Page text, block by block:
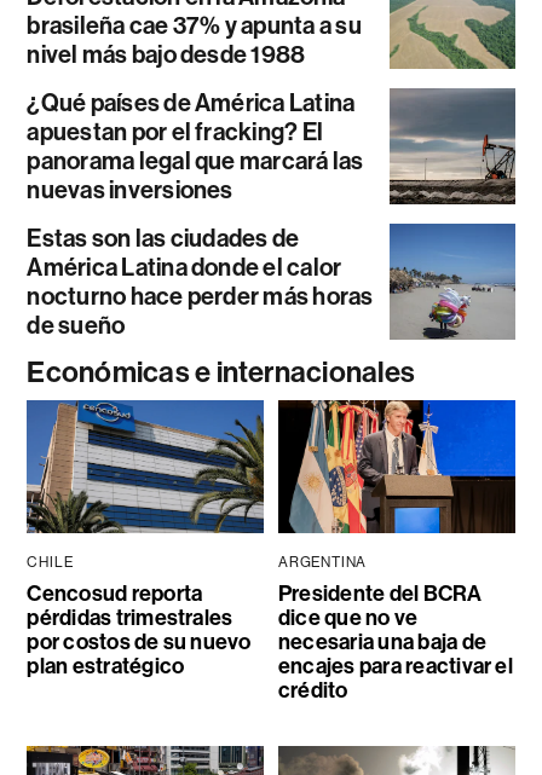
brasileña cae 37% y apunta a su
nivel más bajo desde 1988
¿Qué países de América Latina
apuestan por el fracking? El
panorama legal que marcará las
nuevas inversiones
Estas son las ciudades de
América Latina donde el calor
nocturno hace perder más horas
de sueño
Económicas e internacionales
CHILE
Cencosud reporta
pérdidas trimestrales
por costos de su nuevo
plan estratégico
ARGENTINA
Presidente del BCRA
dice que no ve
necesaria una baja de
encajes para reactivar el
crédito